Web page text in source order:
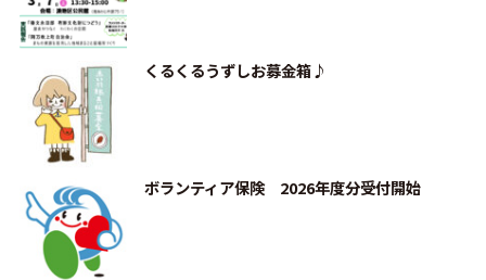
くるくるうずしお募金箱♪
ボランティア保険 2026年度分受付開始